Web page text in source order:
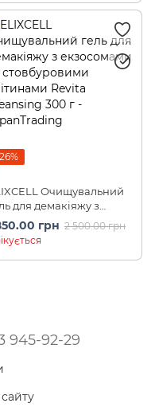
Очищувальний
для демакіяжу з
та
клітинами
Cleansing 300 г
грн 2 500.00 грн
945-92-29